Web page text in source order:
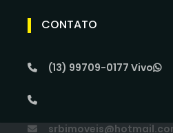
CONTATO
(13) 99709-0177 Vivo